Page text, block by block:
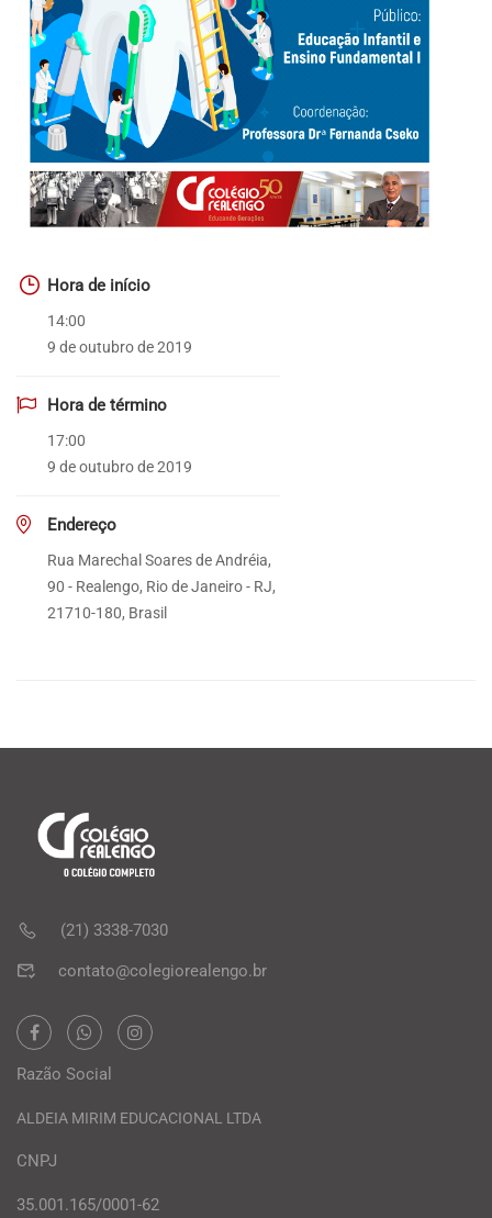
Hora de início
14:00
9 de outubro de 2019
Hora de término
17:00
9 de outubro de 2019
Endereço
Rua Marechal Soares de Andréia,
90 - Realengo, Rio de Janeiro - RJ,
21710-180, Brasil
(21) 3338-7030
contato@colegiorealengo.br
Razão Social
ALDEIA MIRIM EDUCACIONAL LTDA
CNPJ
35.001.165/0001-62